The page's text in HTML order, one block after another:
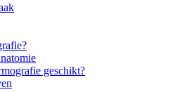
geschikt?